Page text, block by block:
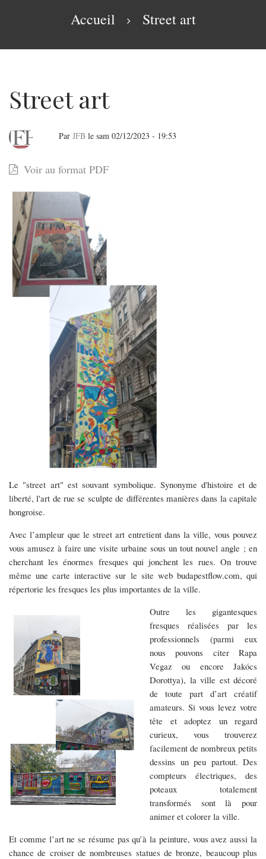
Accueil Street art
Street art
Street
art
Par JFB le sam 02/12/2023 - 19:53
Voir au format PDF
Le "street art" est souvant symbolique. Synonyme d'histoire et de
liberté, l'art de rue se sculpte de différentes manières dans la capitale
hongroise.
Avec l’ampleur que le street art entretient dans la ville, vous pouvez
vous amusez à faire une visite urbaine sous un tout nouvel angle ; en
cherchant les énormes fresques qui jonchent les rues. On trouve
même une carte interactive sur le site web budapestflow.com, qui
répertorie les fresques les plus importantes de la ville.
Outre les gigantesques
fresques réalisées par les
professionnels (parmi eux
nous pouvons citer Rapa
Vegaz ou encore Jakócs
Dorottya), la ville est décoré
de toute part d’art créatif
amateurs. Si vous levez votre
tête et adoptez un regard
curieux, vous trouverez
facilement de nombreux petits
dessins un peu partout. Des
compteurs électriques, des
poteaux totalement
transformés sont là pour
animer et colorer la ville.
Et comme l’art ne se résume pas qu’à la peinture, vous avez aussi la
chance de croiser de nombreuses statues de bronze, beaucoup plus